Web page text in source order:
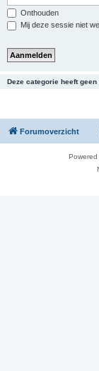
Onthouden
Mij deze sessie niet
Deze categorie heeft geen
Forumoverzicht
Powered